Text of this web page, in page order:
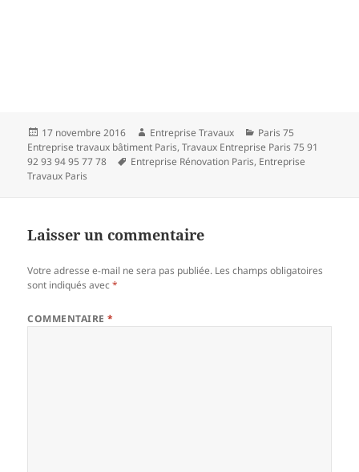
Publié
le
17 novembre 2016 Auteur
Entreprise Travaux Catégories
Paris 75
Entreprise travaux bâtiment Paris,Travaux Entreprise Paris 75 91
92 93 94 95 77 78
Mots-
Entreprise Rénovation Paris, Entreprise
Travaux Paris
Laisser un commentaire
Votre adresse e-mail ne sera pas publiée. Les champs obligatoires
sont indiqués avec*
COMMENTAIRE*